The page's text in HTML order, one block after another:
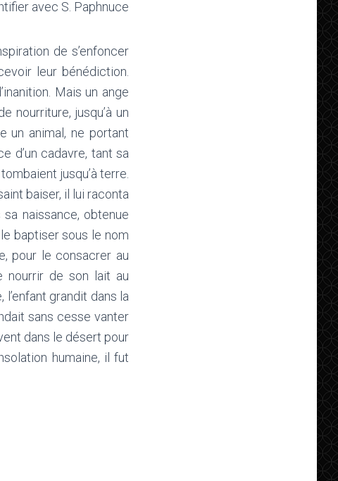
avec S. Paphnuce
de s’enfoncer
leur bénédiction.
Mais un ange
nourriture, jusqu’à un
un animal, ne portant
d’un cadavre, tant sa
jusqu’à terre.
baiser, il lui raconta
naissance, obtenue
baptiser sous le nom
pour le consacrer au
nourrir de son lait au
grandit dans la
sans cesse vanter
dans le désert pour
humaine, il fut